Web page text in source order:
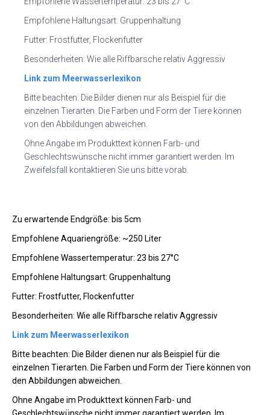
Empfohlene Haltungsart: Gruppenhaltung
Futter: Frostfutter, Flockenfutter
Besonderheiten: Wie alle Riffbarsche relativ Aggressiv
Link zum Meerwasserlexikon
Bitte beachten: Die Bilder dienen nur als Beispiel für die
einzelnen Tierarten. Die Farben und Form der Tiere können
von den Abbildungen abweichen.
Ohne Angabe im Produkttext können Farb- und
Geschlechtswünsche nicht immer garantiert werden. Im
Zweifelsfall kontaktieren Sie uns bitte vorab.
Zu erwartende Endgröße: bis 5cm
Empfohlene Aquariengröße: ~250 Liter
Empfohlene Wassertemperatur: 23 bis 27°C
Empfohlene Haltungsart: Gruppenhaltung
Futter: Frostfutter, Flockenfutter
Besonderheiten: Wie alle Riffbarsche relativ Aggressiv
Link zum Meerwasserlexikon
Bitte beachten: Die Bilder dienen nur als Beispiel für die
einzelnen Tierarten. Die Farben und Form der Tiere können von
den Abbildungen abweichen.
Ohne Angabe im Produkttext können Farb- und
Geschlechtswünsche nicht immer garantiert werden. Im